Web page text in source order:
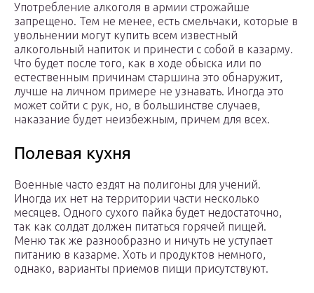
Употребление алкоголя в армии строжайше
запрещено. Тем не менее, есть смельчаки, которые в
увольнении могут купить всем известный
алкогольный напиток и принести с собой в казарму.
Что будет после того, как в ходе обыска или по
естественным причинам старшина это обнаружит,
лучше на личном примере не узнавать. Иногда это
может сойти с рук, но, в большинстве случаев,
наказание будет неизбежным, причем для всех.
Полевая кухня
Военные часто ездят на полигоны для учений.
Иногда их нет на территории части несколько
месяцев. Одного сухого пайка будет недостаточно,
так как солдат должен питаться горячей пищей.
Меню так же разнообразно и ничуть не уступает
питанию в казарме. Хоть и продуктов немного,
однако, варианты приемов пищи присутствуют.